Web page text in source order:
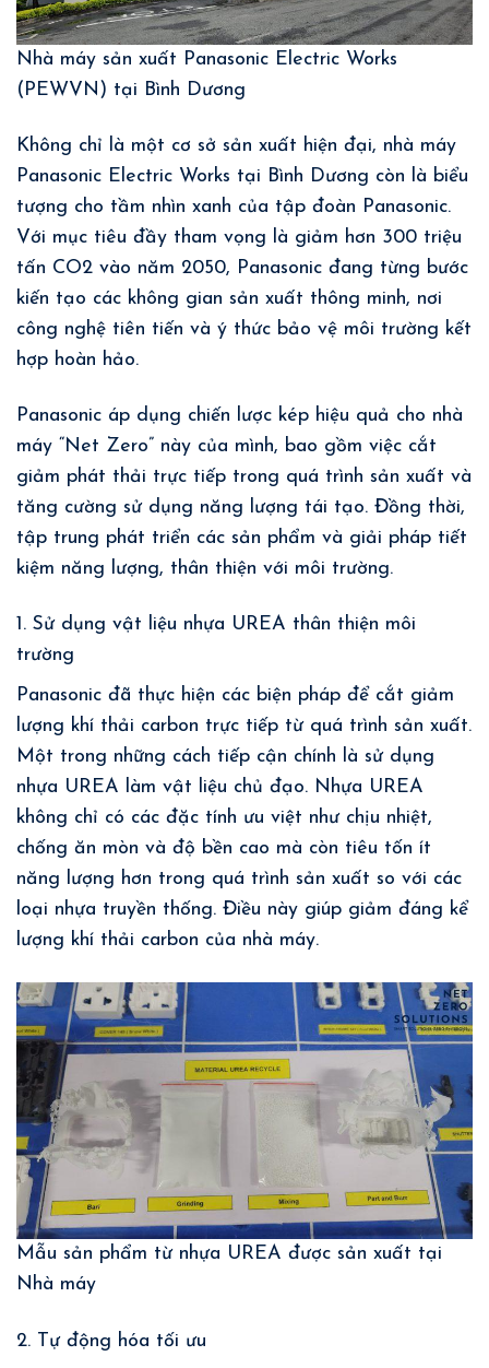
Nhà máy sản xuất Panasonic Electric Works
(PEWVN) tại Bình Dương
Không chỉ là một cơ sở sản xuất hiện đại, nhà máy
Panasonic Electric Works tại Bình Dương còn là biểu
tượng cho tầm nhìn xanh của tập đoàn Panasonic.
Với mục tiêu đầy tham vọng là giảm hơn 300 triệu
tấn CO2 vào năm 2050, Panasonic đang từng bước
kiến tạo các không gian sản xuất thông minh, nơi
công nghệ tiên tiến và ý thức bảo vệ môi trường kết
hợp hoàn hảo.
Panasonic áp dụng chiến lược kép hiệu quả cho nhà
máy “Net Zero” này của mình, bao gồm việc cắt
giảm phát thải trực tiếp trong quá trình sản xuất và
tăng cường sử dụng năng lượng tái tạo. Đồng thời,
tập trung phát triển các sản phẩm và giải pháp tiết
kiệm năng lượng, thân thiện với môi trường.
1. Sử dụng vật liệu nhựa UREA thân thiện môi
trường
Panasonic đã thực hiện các biện pháp để cắt giảm
lượng khí thải carbon trực tiếp từ quá trình sản xuất.
Một trong những cách tiếp cận chính là sử dụng
nhựa UREA làm vật liệu chủ đạo. Nhựa UREA
không chỉ có các đặc tính ưu việt như chịu nhiệt,
chống ăn mòn và độ bền cao mà còn tiêu tốn ít
năng lượng hơn trong quá trình sản xuất so với các
loại nhựa truyền thống. Điều này giúp giảm đáng kể
lượng khí thải carbon của nhà máy.
Mẫu sản phẩm từ nhựa UREA được sản xuất tại
Nhà máy
2. Tự động hóa tối ưu